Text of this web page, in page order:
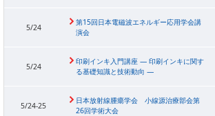
5/24
第15回日本電磁波エネルギー応用学会講
演会
5/24
印刷インキ入門講座 ― 印刷インキに関す
る基礎知識と技術動向 ―
5/24-25
日本放射線腫瘍学会 小線源治療部会第
26回学術大会